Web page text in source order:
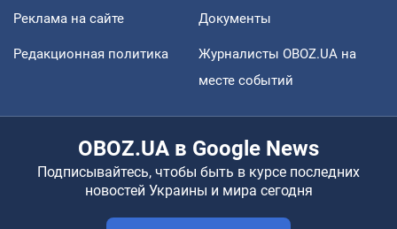
Реклама на сайте Документы
Редакционная политика
Журналисты OBOZ.UA на
месте событий
OBOZ.UA в Google News
Подписывайтесь, чтобы быть в курсе последних
новостей Украины и мира сегодня